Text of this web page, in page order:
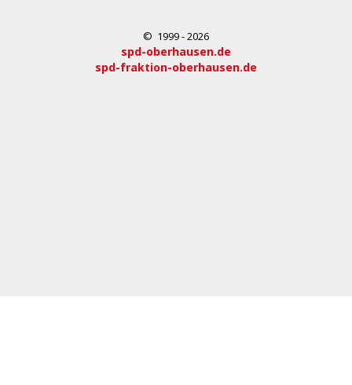
© 1999 - 2026
spd-oberhausen.de
spd-fraktion-oberhausen.de